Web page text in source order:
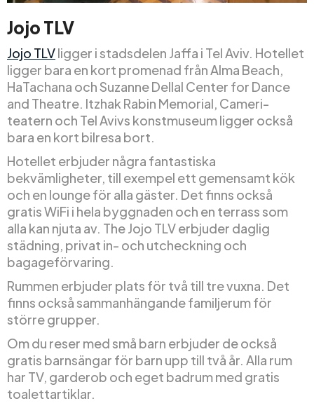
Jojo TLV
Jojo TLVligger i stadsdelen Jaffa i Tel Aviv. Hotellet
ligger bara en kort promenad från Alma Beach,
HaTachana och Suzanne Dellal Center for Dance
and Theatre. Itzhak Rabin Memorial, Cameri-
teatern och Tel Avivs konstmuseum ligger också
bara en kort bilresa bort.
Hotellet erbjuder några fantastiska
bekvämligheter, till exempel ett gemensamt kök
och en lounge för alla gäster. Det finns också
gratis WiFi i hela byggnaden och en terrass som
alla kan njuta av. The Jojo TLV erbjuder daglig
städning, privat in- och utcheckning och
bagageförvaring.
Rummen erbjuder plats för två till tre vuxna. Det
finns också sammanhängande familjerum för
större grupper.
Om du reser med små barn erbjuder de också
gratis barnsängar för barn upp till två år. Alla rum
har TV, garderob och eget badrum med gratis
toalettartiklar.